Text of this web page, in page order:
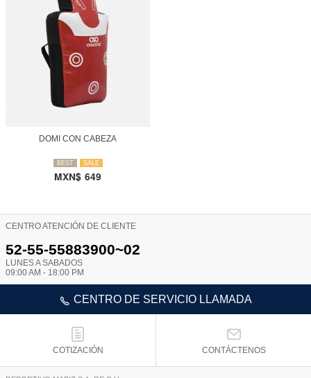
DOMI CON CABEZA
BEST SALE
MXN$ 649
CENTRO ATENCIÓN DE CLIENTE
52-55-55883900~02
LUNES A SABADOS
09:00 AM - 18:00 PM
CENTRO DE SERVICIO LLAMADA
COTIZACIÓN CONTÁCTENOS